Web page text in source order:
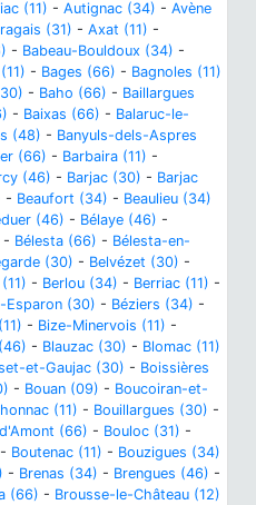
(11) - Autignac (34) - Avène
(31) - Axat (11) -
- Babeau-Bouldoux (34) -
- Bages (66) - Bagnoles (11)
- Baho (66) - Baillargues
- Baixas (66) - Balaruc-le-
(48) - Banyuls-dels-Aspres
(66) - Barbaira (11) -
(46) - Barjac (30) - Barjac
- Beaufort (34) - Beaulieu (34)
(46) - Bélaye (46) -
- Bélesta (66) - Bélesta-en-
(30) - Belvézet (30) -
- Berlou (34) - Berriac (11) -
Esparon (30) - Béziers (34) -
- Bize-Minervois (11) -
- Blauzac (30) - Blomac (11)
et-Gaujac (30) - Boissières
- Bouan (09) - Boucoiran-et-
(11) - Bouillargues (30) -
(66) - Bouloc (31) -
- Boutenac (11) - Bouzigues (34)
- Brenas (34) - Brengues (46) -
(66) - Brousse-le-Château (12)